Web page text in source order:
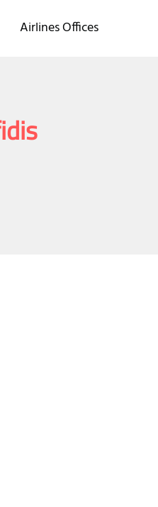
Airlines Offices